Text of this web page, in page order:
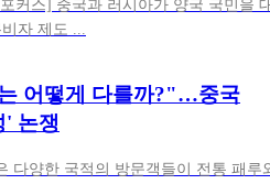
커스] 중국과 러시아가 양국 국민을
자 제도 ...
어떻게 다를까?"…중국
' 논쟁
다양한 국적의 방문객들이 전통 패루